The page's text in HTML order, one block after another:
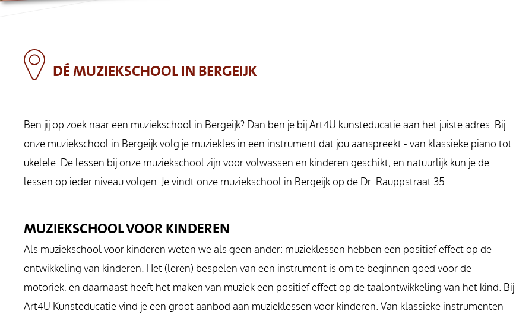
DÉ MUZIEKSCHOOL IN BERGEIJK
Ben jij op zoek naar een muziekschool in Bergeijk? Dan ben je bij Art4U kunsteducatie aan het juiste adres. Bij
onze muziekschool in Bergeijk volg je muziekles in een instrument dat jou aanspreekt - van klassieke piano tot
ukelele. De lessen bij onze muziekschool zijn voor volwassen en kinderen geschikt, en natuurlijk kun je de
lessen op ieder niveau volgen. Je vindt onze muziekschool in Bergeijk op de Dr. Rauppstraat 35.
MUZIEKSCHOOL VOOR KINDEREN
Als muziekschool voor kinderen weten we als geen ander: muzieklessen hebben een positief effect op de
ontwikkeling van kinderen. Het (leren) bespelen van een instrument is om te beginnen goed voor de
motoriek, en daarnaast heeft het maken van muziek een positief effect op de taalontwikkeling van het kind. Bij
Art4U Kunsteducatie vind je een groot aanbod aan muzieklessen voor kinderen. Van klassieke instrumenten